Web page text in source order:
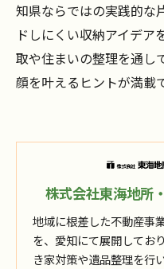
知県ならではの実践的な
ドしにくい収納アイデア
取や住まいの整理を通し
顔を叶えるヒントが満載
株式会社東海地所
地域に根差した不動産事
を、愛知にて展開してお
き家対策や遺品整理を行